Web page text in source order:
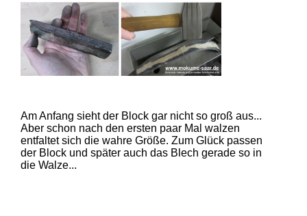
Am Anfang sieht der Block gar nicht so groß aus...
Aber schon nach den ersten paar Mal walzen
entfaltet sich die wahre Größe. Zum Glück passen
der Block und später auch das Blech gerade so in
die Walze...